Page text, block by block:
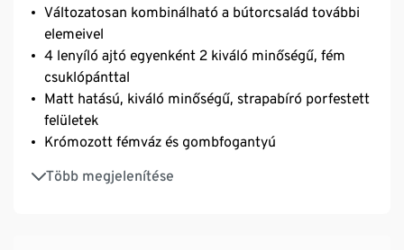
Változatosan kombinálható a bútorcsalád további
elemeivel
4 lenyíló ajtó egyenként 2 kiváló minőségű, fém
csuklópánttal
Matt hatású, kiváló minőségű, strapabíró porfestett
felületek
Krómozott fémváz és gombfogantyú
Több megjelenítése
Állítható magasságú műanyag lábakkal – a bútor
egyenetlen felületeken is stabilan áll